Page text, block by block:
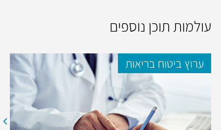
עולמות תוכן נוספים
ערוץ ביטוח בריאות